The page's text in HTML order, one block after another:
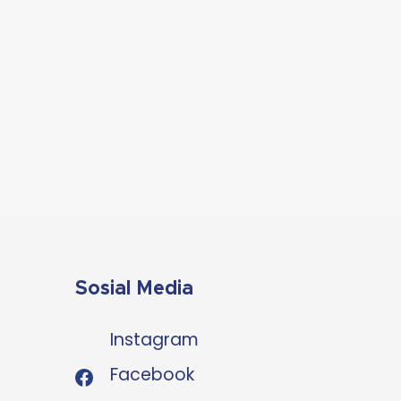
Sosial Media
Instagram
Facebook